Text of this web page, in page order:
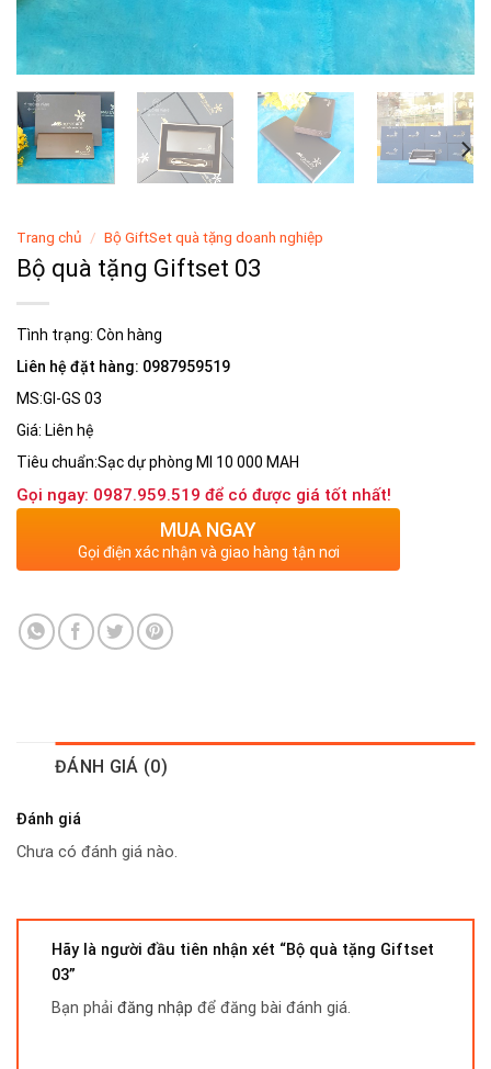
Trang chủ / Bộ GiftSet quà tặng doanh nghiệp
Bộ quà tặng Giftset 03
Tình trạng: Còn hàng
Liên hệ đặt hàng: 0987959519
MS:GI-GS 03
Giá: Liên hệ
Tiêu chuẩn:Sạc dự phòng MI 10 000 MAH
Gọi ngay: 0987.959.519 để có được giá tốt nhất!
MUA NGAY
Gọi điện xác nhận và giao hàng tận nơi
ĐÁNH GIÁ (0)
Đánh giá
Chưa có đánh giá nào.
Hãy là người đầu tiên nhận xét “Bộ quà tặng Giftset
03”
Bạn phải đăng nhập để đăng bài đánh giá.